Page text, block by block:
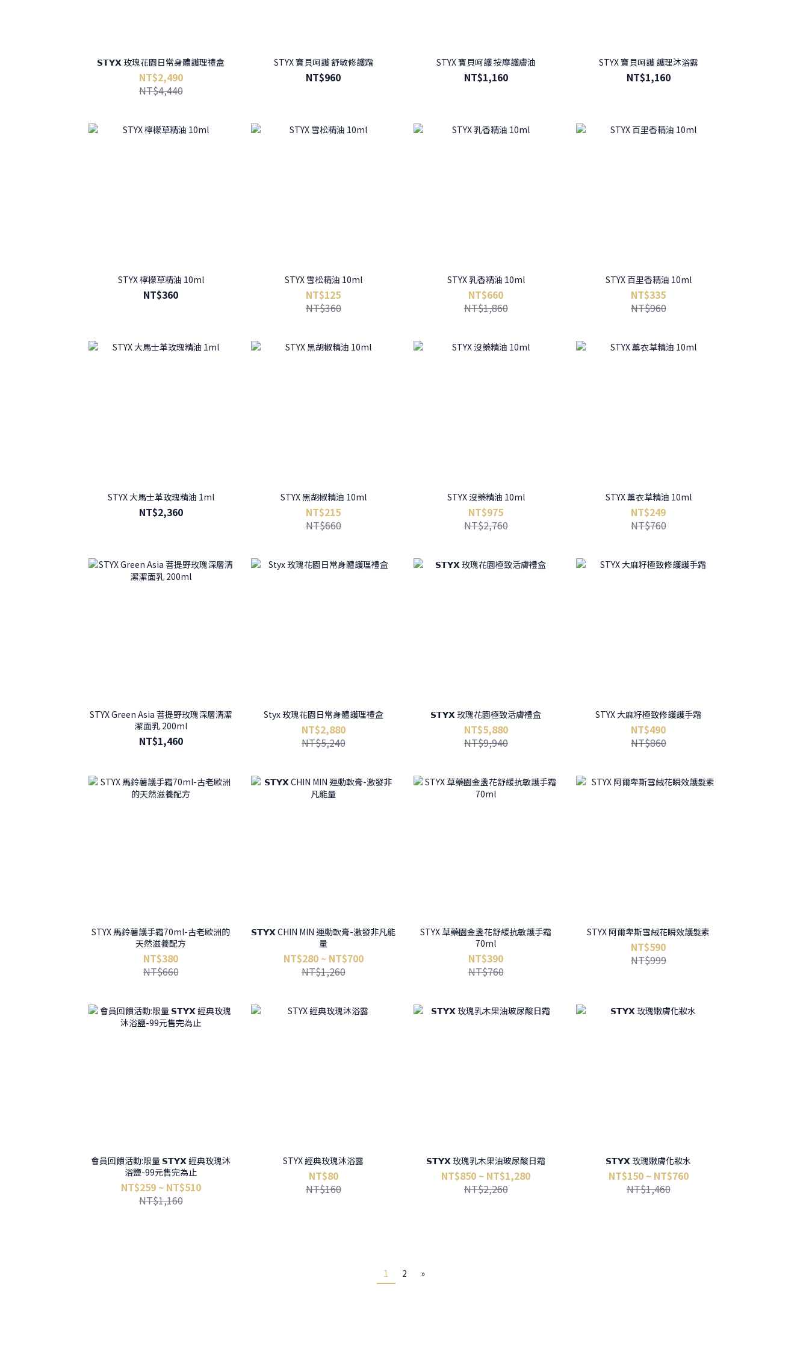
𝗦𝗧𝗬𝗫 玫瑰花園日常身體護理禮盒
NT$2,490
NT$4,440
STYX 寶貝呵護 舒敏修護霜
NT$960
STYX 寶貝呵護 按摩護膚油
NT$1,160
STYX 寶貝呵護 護理沐浴露
NT$1,160
STYX 檸檬草精油 10ml
NT$360
STYX 雪松精油 10ml
NT$125
NT$360
STYX 乳香精油 10ml
NT$660
NT$1,860
STYX 百里香精油 10ml
NT$335
NT$960
STYX 大馬士革玫瑰精油 1ml
NT$2,360
STYX 黑胡椒精油 10ml
NT$215
NT$660
STYX 沒藥精油 10ml
NT$975
NT$2,760
STYX 薰衣草精油 10ml
NT$249
NT$760
STYX Green Asia 菩提野玫瑰深層清潔
潔面乳 200ml
NT$1,460
Styx 玫瑰花園日常身體護理禮盒
NT$2,880
NT$5,240
𝗦𝗧𝗬𝗫 玫瑰花園極致活膚禮盒
NT$5,880
NT$9,940
STYX 大麻籽極致修護護手霜
NT$490
NT$860
STYX 馬鈴薯護手霜70ml-古老歐洲的
天然滋養配方
NT$380
NT$660
𝗦𝗧𝗬𝗫 CHIN MIN 運動軟膏-激發非凡能
量
NT$280 ~ NT$700
NT$1,260
STYX 草藥園金盞花舒緩抗敏護手霜
70ml
NT$390
NT$760
STYX 阿爾卑斯雪絨花瞬效護髮素
NT$590
NT$999
會員回饋活動:限量 𝗦𝗧𝗬𝗫 經典玫瑰沐
浴鹽-99元售完為止
NT$259 ~ NT$510
NT$1,160
STYX 經典玫瑰沐浴露
NT$80
NT$160
𝗦𝗧𝗬𝗫 玫瑰乳木果油玻尿酸日霜
NT$850 ~ NT$1,280
NT$2,260
𝗦𝗧𝗬𝗫 玫瑰嫩膚化妝水
NT$150 ~ NT$760
NT$1,460
1 2 »